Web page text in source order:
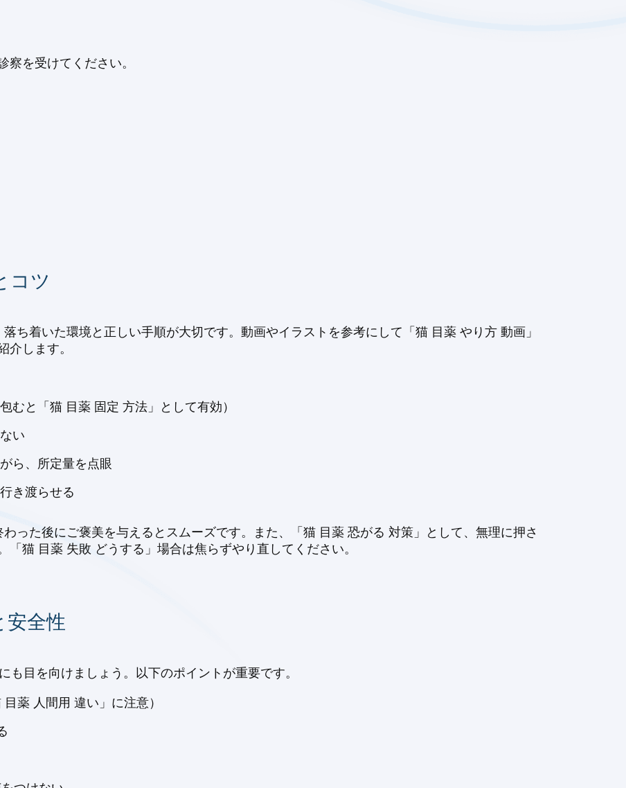
を受けてください。
コツ
ち着いた環境と正しい手順が大切です。動画やイラストを参考にして「猫 目薬 やり方 動画」
介します。
むと「猫 目薬 固定 方法」として有効）
い
ら、所定量を点眼
き渡らせる
わった後にご褒美を与えるとスムーズです。また、「猫 目薬 恐がる 対策」として、無理に押さ
猫 目薬 失敗 どうする」場合は焦らずやり直してください。
安全性
も目を向けましょう。以下のポイントが重要です。
薬 人間用 違い」に注意）